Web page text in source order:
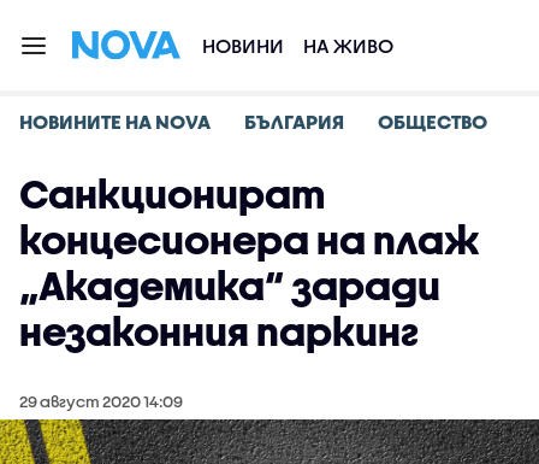
НОВИНИ НА ЖИВО
НОВИНИТЕ НА NOVA БЪЛГАРИЯ ОБЩЕСТВО
Санкционират
концесионера на плаж
„Академика“ заради
незаконния паркинг
29 август 2020 14:09